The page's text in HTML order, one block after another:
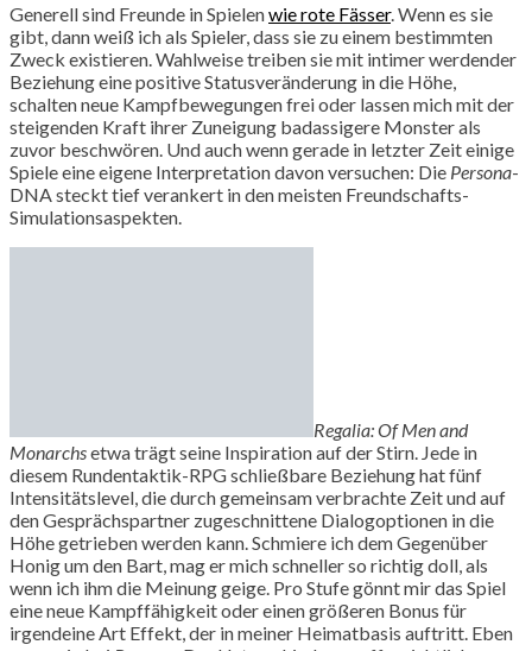
Generell sind Freunde in Spielenwie rote Fässer. Wenn es sie
gibt, dann weiß ich als Spieler, dass sie zu einem bestimmten
Zweck existieren. Wahlweise treiben sie mit intimer werdender
Beziehung eine positive Statusveränderung in die Höhe,
schalten neue Kampfbewegungen frei oder lassen mich mit der
steigenden Kraft ihrer Zuneigung badassigere Monster als
zuvor beschwören. Und auch wenn gerade in letzter Zeit einige
Spiele eine eigene Interpretation davon versuchen: Die Persona-
DNA steckt tief verankert in den meisten Freundschafts-
Simulationsaspekten.
Regalia: Of Men and
Monarchsetwa trägt seine Inspiration auf der Stirn. Jede in
diesem Rundentaktik-RPG schließbare Beziehung hat fünf
Intensitätslevel, die durch gemeinsam verbrachte Zeit und auf
den Gesprächspartner zugeschnittene Dialogoptionen in die
Höhe getrieben werden kann. Schmiere ich dem Gegenüber
Honig um den Bart, mag er mich schneller so richtig doll, als
wenn ich ihm die Meinung geige. Pro Stufe gönnt mir das Spiel
eine neue Kampffähigkeit oder einen größeren Bonus für
irgendeine Art Effekt, der in meiner Heimatbasis auftritt. Eben